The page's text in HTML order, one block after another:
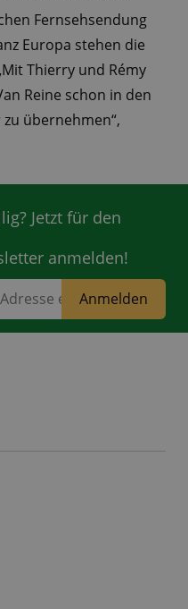
Fernsehsendung
Europa stehen die
Thierry und Rémy
Reine schon in den
übernehmen“,
Jetzt für den
anmelden!
Anmelden